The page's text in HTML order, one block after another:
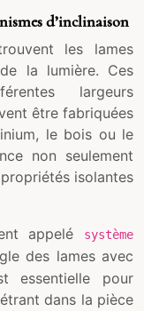
d’inclinaison
les lames
la lumière. Ces
largeurs
être fabriquées
le bois ou le
non seulement
isolantes
appelé
système
des lames avec
essentielle pour
dans la pièce